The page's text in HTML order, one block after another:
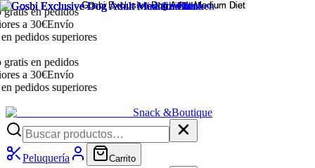
en pedidos
a 30€Envío
superiores
en pedidos
a 30€Envío
superiores
Snack &Boutique
Peluquería Carrito